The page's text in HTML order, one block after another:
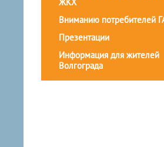
ЖКХ
Вниманию потребителей
Презентации
Информация для жителей
Волгограда